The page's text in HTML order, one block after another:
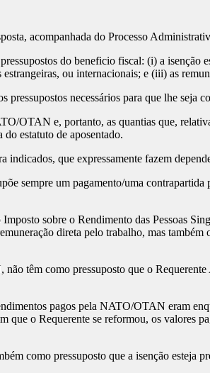
acompanhada do Processo
do beneficio fiscal: (i) a isenção
ou internacionais; e (iii) as
necessários para que lhe seja
OTAN e, portanto, as quantias que,
estatuto de aposentado.
que expressamente fazem
sempre um pagamento/uma
sobre o Rendimento das Pessoas
direta pelo trabalho, mas
têm como pressuposto que o
pagos pela NATO/OTAN eram
que o Requerente se reformou, os
como pressuposto que a isenção esteja